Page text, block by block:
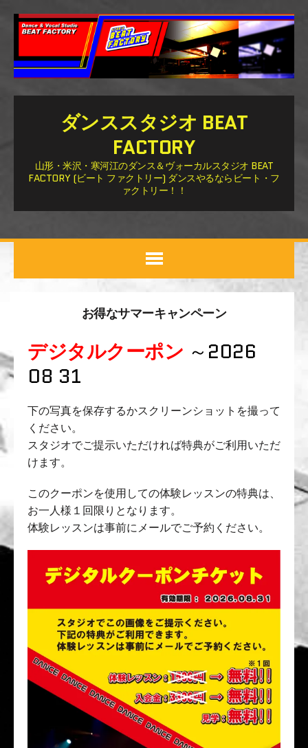
ダンススタジオ BEAT
FACTORY
山形・米沢・寒河江のダンス＆ヴォーカルスタジオ BEAT
FACTORY (ビート ファクトリー) ダンスやるならビート・フ
ァクトリー！！
お得なサマーキャンペーン
デジタルクーポン ～2026
08 31
下の写真を保存するかスクリーンショットを撮って
ください。
スタジオでご提示いただければ特典がご利用いただ
けます。
このクーポンを使用しての体験レッスンの特典は、
お一人様１回限りとなります。
体験レッスンは事前にメールでご予約ください。